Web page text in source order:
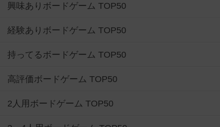
興味ありボードゲーム TOP50
経験ありボードゲーム TOP50
持ってるボードゲーム TOP50
高評価ボードゲーム TOP50
2人用ボードゲーム TOP50